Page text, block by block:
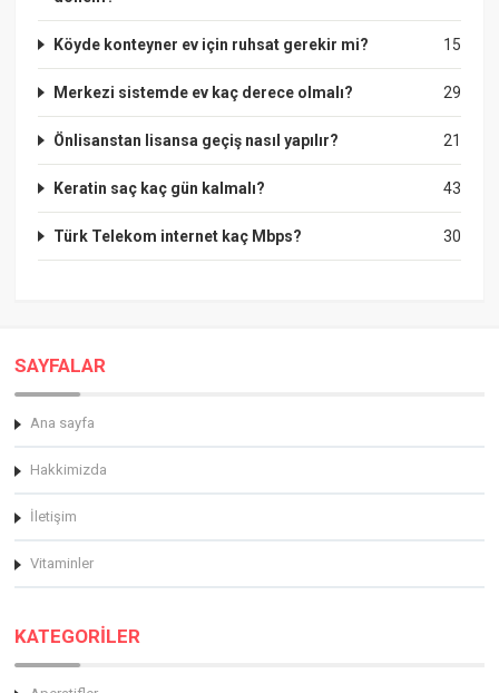
15
Köyde konteyner ev için ruhsat gerekir mi?
29
Merkezi sistemde ev kaç derece olmalı?
21
Önlisanstan lisansa geçiş nasıl yapılır?
43
Keratin saç kaç gün kalmalı?
30
Türk Telekom internet kaç Mbps?
SAYFALAR
Ana sayfa
Hakkimizda
İletişim
Vitaminler
KATEGORİLER